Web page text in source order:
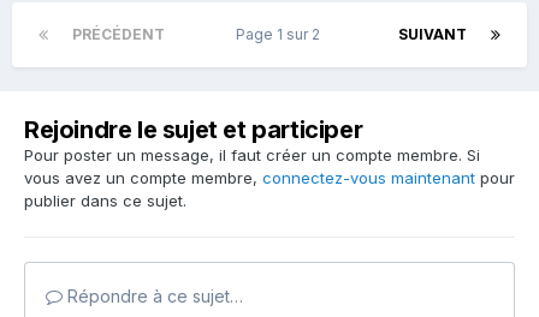
PRÉCÉDENT SUIVANT
Page 1 sur 2
Rejoindre le sujet et participer
Pour poster un message, il faut créer un compte membre. Si
vous avez un compte membre, connectez-vous maintenant pour
publier dans ce sujet.
Répondre à ce sujet…